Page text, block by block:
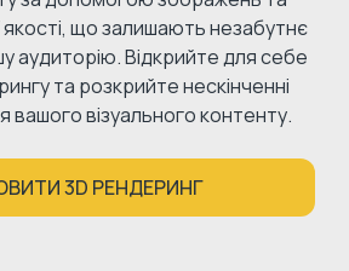
якості, що залишають незабутнє
аудиторію. Відкрийте для себе
та розкрийте нескінченні
вашого візуального контенту.
3D РЕНДЕРИНГ